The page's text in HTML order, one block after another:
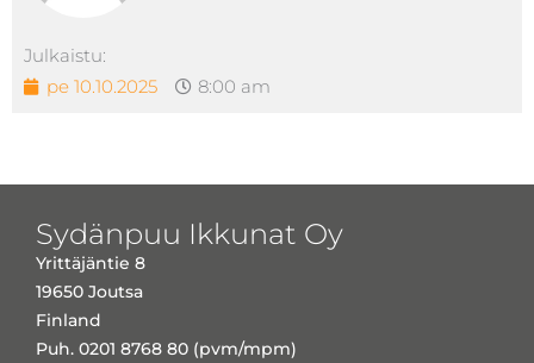
Julkaistu:
pe 10.10.2025
8:00 am
Sydänpuu Ikkunat Oy
Yrittäjäntie 8
19650 Joutsa
Finland
Puh. 0201 8768 80 (pvm/mpm)